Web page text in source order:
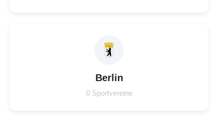
Berlin
0 Sportvereine